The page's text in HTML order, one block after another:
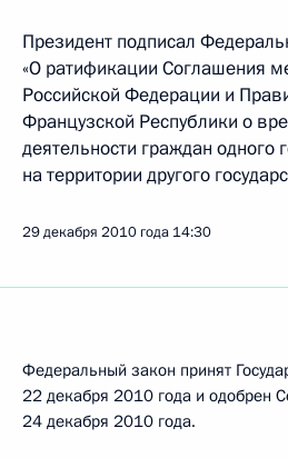
Президент подписал
«О ратификации Соглашения
Российской Федерации и
Французской Республики о
деятельности граждан одного
на территории другого
29 декабря 2010 года 14:30
Федеральный закон принят
22 декабря 2010 года и одобрен
24 декабря 2010 года.